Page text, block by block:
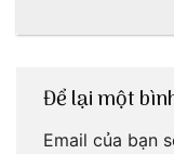
Để lại một
Email của bạn